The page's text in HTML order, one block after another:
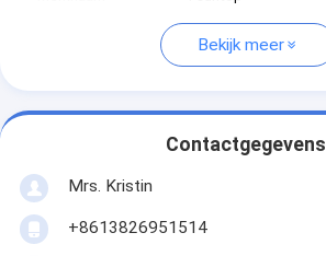
Bekijk meer
Contactgegevens
Mrs. Kristin
+8613826951514